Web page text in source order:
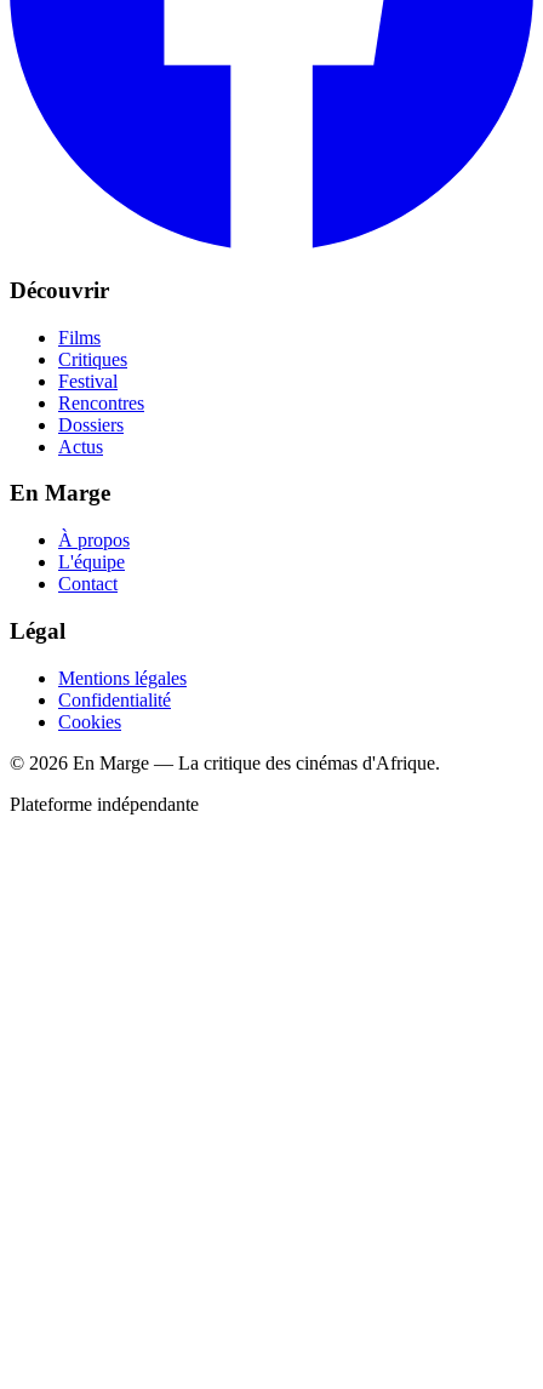
Découvrir
Films
Critiques
Festival
Rencontres
Dossiers
Actus
En Marge
À propos
L'équipe
Contact
Légal
Mentions légales
Confidentialité
Cookies
© 2026 En Marge — La critique des cinémas d'Afrique.
Plateforme indépendante